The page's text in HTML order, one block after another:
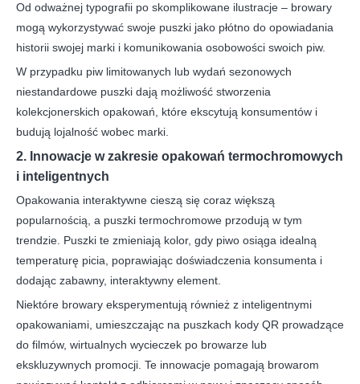
Od odważnej typografii po skomplikowane ilustracje – browary
mogą wykorzystywać swoje puszki jako płótno do opowiadania
historii swojej marki i komunikowania osobowości swoich piw.
W przypadku piw limitowanych lub wydań sezonowych
niestandardowe puszki dają możliwość stworzenia
kolekcjonerskich opakowań, które ekscytują konsumentów i
budują lojalność wobec marki.
2. Innowacje w zakresie opakowań termochromowych
i inteligentnych
Opakowania interaktywne cieszą się coraz większą
popularnością, a puszki termochromowe przodują w tym
trendzie. Puszki te zmieniają kolor, gdy piwo osiąga idealną
temperaturę picia, poprawiając doświadczenia konsumenta i
dodając zabawny, interaktywny element.
Niektóre browary eksperymentują również z inteligentnymi
opakowaniami, umieszczając na puszkach kody QR prowadzące
do filmów, wirtualnych wycieczek po browarze lub
ekskluzywnych promocji. Te innowacje pomagają browarom